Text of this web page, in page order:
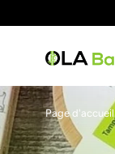
Chargement...
Page d'accueil